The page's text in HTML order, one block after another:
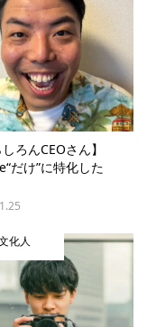
しろんCEOさん】
だけ”に特化した
化人